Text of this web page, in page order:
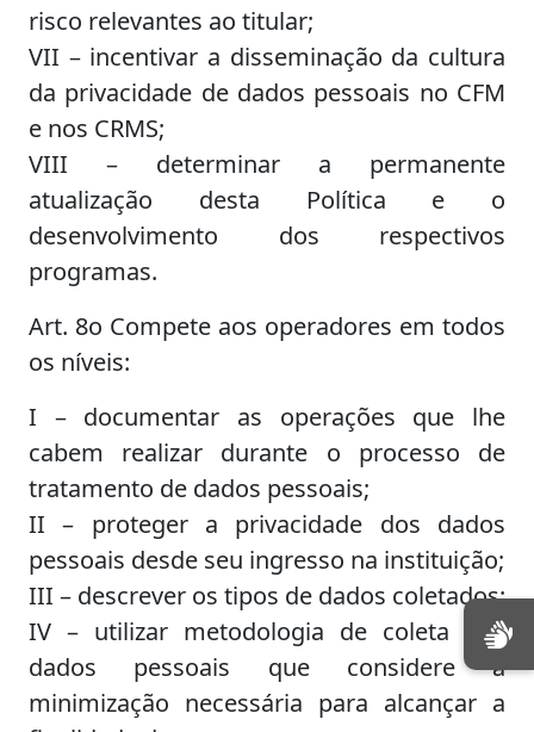
risco relevantes ao titular;
VII – incentivar a disseminação da cultura
da privacidade de dados pessoais no CFM
e nos CRMS;
VIII – determinar a permanente
atualização desta Política e o
desenvolvimento dos respectivos
programas.
Art. 8o Compete aos operadores em todos
os níveis:
I – documentar as operações que lhe
cabem realizar durante o processo de
tratamento de dados pessoais;
II – proteger a privacidade dos dados
pessoais desde seu ingresso na instituição;
III – descrever os tipos de dados coletados;
IV – utilizar metodologia de coleta dos
dados pessoais que considere a
minimização necessária para alcançar a